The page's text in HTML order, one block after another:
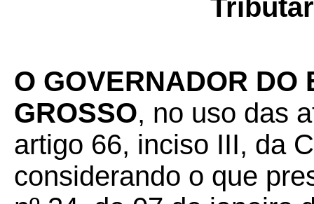
O GOVERNADOR DO
GROSSO, no uso das
artigo 66, inciso III, da
considerando o que